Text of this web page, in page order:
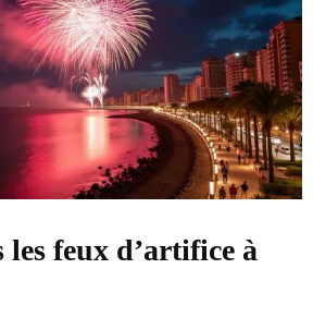
feux d’artifice à